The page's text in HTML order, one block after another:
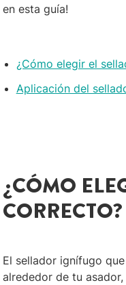
en esta guía!
¿Cómo elegir el
Aplicación del
¿CÓMO
CORRECTO?
El sellador ignífugo
alrededor de tu